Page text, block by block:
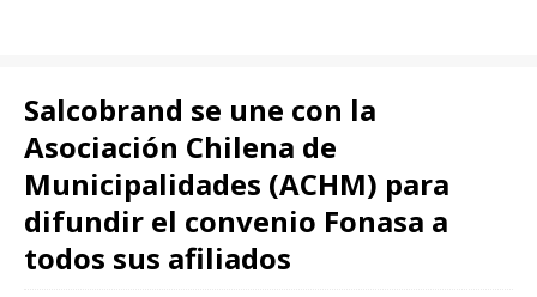
Salcobrand se une con la
Asociación Chilena de
Municipalidades (ACHM) para
difundir el convenio Fonasa a
todos sus afiliados